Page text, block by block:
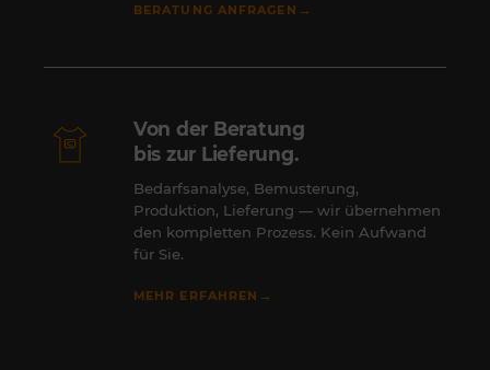
BERATUNG ANFRAGEN →
Von der Beratung
bis zur Lieferung.
Bedarfsanalyse, Bemusterung,
Produktion, Lieferung — wir übernehmen
den kompletten Prozess. Kein Aufwand
für Sie.
MEHR ERFAHREN →